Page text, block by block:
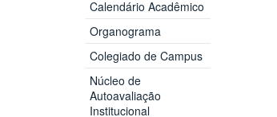
Calendário Acadêmico
Organograma
Colegiado de Campus
Núcleo de
Autoavaliação
Institucional